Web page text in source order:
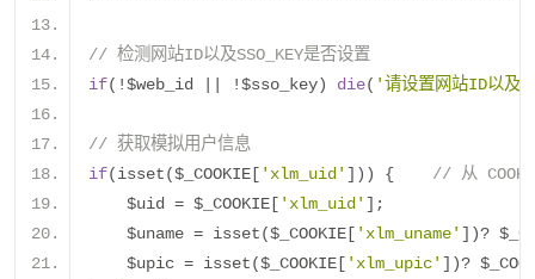
// 检测网站ID以及SSO_KEY是否设置
if(!$web_id || !$sso_key) die( '请设置网站ID以及
// 获取模拟用户信息
if(isset($_COOKIE[ 'xlm_uid' ])) {
// 从
    $uid
= $_COOKIE[ 'xlm_uid' ];
    $uname
= isset($_COOKIE[ 'xlm_uname' ])?
    $upic
= isset($_COOKIE[ 'xlm_upic' ])?